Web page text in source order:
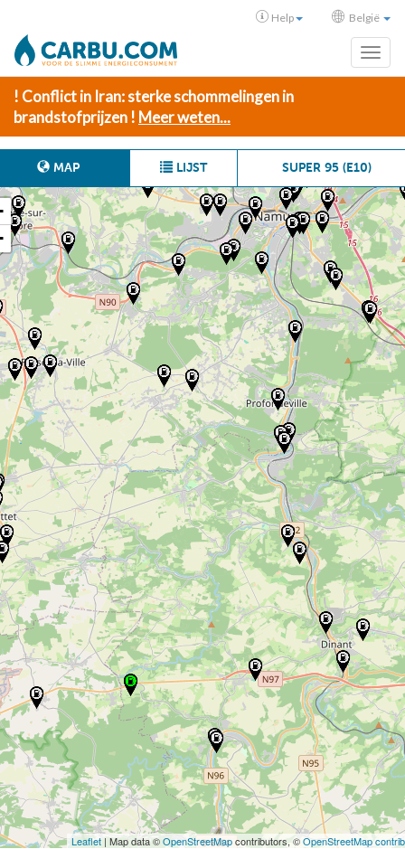
Help België
! Conflict in Iran: sterke schommelingen in
brandstofprijzen ! Meer weten...
MAP LIJST SUPER 95 (E10)
Leaflet | Map data ©OpenStreetMapcontributors, ©OpenStreetMap